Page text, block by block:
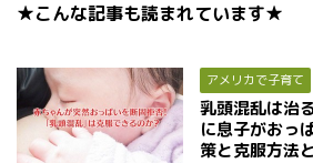
★こんな記事も読まれています★
アメリカで子育て
乳頭混乱は治
に息子がおっ
策と克服方法